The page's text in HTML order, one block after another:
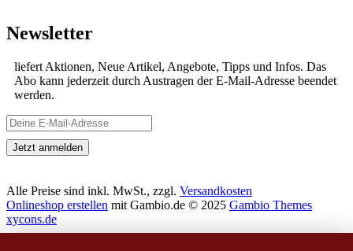
Newsletter
liefert Aktionen, Neue Artikel, Angebote, Tipps und Infos. Das
Abo kann jederzeit durch Austragen der E-Mail-Adresse beendet
werden.
Alle Preise sind inkl. MwSt., zzgl. Versandkosten
Onlineshop erstellen mit Gambio.de © 2025 Gambio Themes
xycons.de